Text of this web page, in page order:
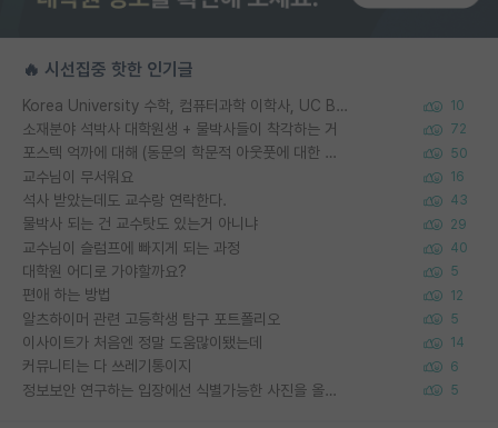
🔥 시선집중 핫한 인기글
Korea University 수학, 컴퓨터과학 이학사, UC Berkeley 산업공학 대학원 공학박사가 되는 것은 쉽지 않겠죠? 10
소재분야 석박사 대학원생 + 물박사들이 착각하는 거 72
포스텍 억까에 대해 (동문의 학문적 아웃풋에 대한 반박) 50
교수님이 무서워요 16
석사 받았는데도 교수랑 연락한다. 43
물박사 되는 건 교수탓도 있는거 아니냐 29
교수님이 슬럼프에 빠지게 되는 과정 40
대학원 어디로 가야할까요? 5
편애 하는 방법 12
알츠하이머 관련 고등학생 탐구 포트폴리오 5
이사이트가 처음엔 정말 도움많이됐는데 14
커뮤니티는 다 쓰레기통이지 6
정보보안 연구하는 입장에선 식별가능한 사진을 올리는건 비추이긴함 5